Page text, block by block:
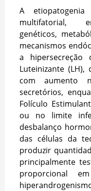
A
multifatorial,
genéticos,
mecanismos
a hipersecreção
Luteinizante (LH),
com aumento
secretórios,
Folículo
ou no limite
desbalanço
das células da
produzir
principalmente
proporcional